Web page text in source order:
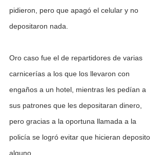
pidieron, pero que apagó el celular y no
depositaron nada.
Oro caso fue el de repartidores de varias
carnicerías a los que los llevaron con
engaños a un hotel, mientras les pedían a
sus patrones que les depositaran dinero,
pero gracias a la oportuna llamada a la
policía se logró evitar que hicieran deposito
alguno.